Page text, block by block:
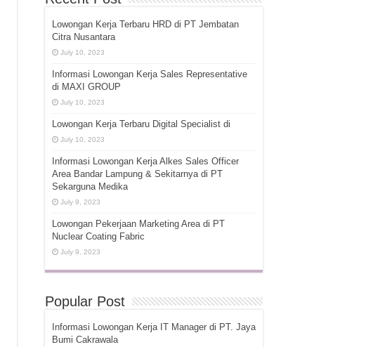
Lowongan Kerja Terbaru HRD di PT Jembatan
Citra Nusantara
July 10, 2023
Informasi Lowongan Kerja Sales Representative
di MAXI GROUP
July 10, 2023
Lowongan Kerja Terbaru Digital Specialist di
July 10, 2023
Informasi Lowongan Kerja Alkes Sales Officer
Area Bandar Lampung & Sekitarnya di PT
Sekarguna Medika
July 9, 2023
Lowongan Pekerjaan Marketing Area di PT
Nuclear Coating Fabric
July 9, 2023
Popular Post
Informasi Lowongan Kerja IT Manager di PT. Jaya
Bumi Cakrawala